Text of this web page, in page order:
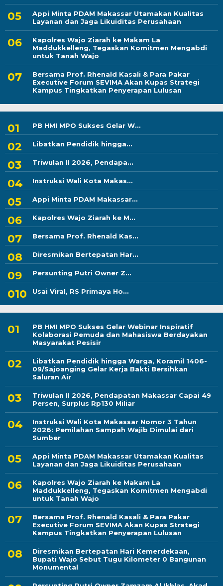
Appi Minta PDAM Makassar Utamakan Kualitas
Layanan dan Jaga Likuiditas Perusahaan
Kapolres Wajo Ziarah ke Makam La
Maddukkelleng, Tegaskan Komitmen Mengabdi
untuk Tanah Wajo
Bersama Prof. Rhenald Kasali & Para Pakar
Executive Forum SEVIMA Akan Kupas Strategi
Kampus Tingkatkan Penyerapan Lulusan
PB HMI MPO Sukses Gelar W...
Libatkan Pendidik hingga...
Triwulan II 2026, Pendapa...
Instruksi Wali Kota Makas...
Appi Minta PDAM Makassar...
Kapolres Wajo Ziarah ke M...
Bersama Prof. Rhenald Kas...
Diresmikan Bertepatan Har...
Persunting Putri Owner Z...
Usai Viral, RS Primaya Ho...
PB HMI MPO Sukses Gelar Webinar Inspiratif
Kolaborasi Pemuda dan Mahasiswa Berdayakan
Masyarakat Pesisir
Libatkan Pendidik hingga Warga, Koramil 1406-
09/Sajoanging Gelar Kerja Bakti Bersihkan
Saluran Air
Triwulan II 2026, Pendapatan Makassar Capai 49
Persen, Surplus Rp130 Miliar
Instruksi Wali Kota Makassar Nomor 3 Tahun
2026: Pemilahan Sampah Wajib Dimulai dari
Sumber
Appi Minta PDAM Makassar Utamakan Kualitas
Layanan dan Jaga Likuiditas Perusahaan
Kapolres Wajo Ziarah ke Makam La
Maddukkelleng, Tegaskan Komitmen Mengabdi
untuk Tanah Wajo
Bersama Prof. Rhenald Kasali & Para Pakar
Executive Forum SEVIMA Akan Kupas Strategi
Kampus Tingkatkan Penyerapan Lulusan
Diresmikan Bertepatan Hari Kemerdekaan,
Bupati Wajo Sebut Tugu Kilometer 0 Bangunan
Monumental